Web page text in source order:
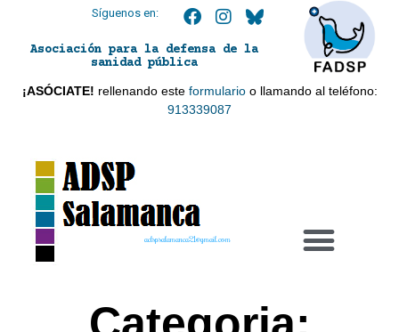
Síguenos en:
Asociación para la defensa de la
sanidad pública
¡ASÓCIATE! rellenando este formularioo llamando al teléfono:
913339087
adspsalamanca21@gmail.com